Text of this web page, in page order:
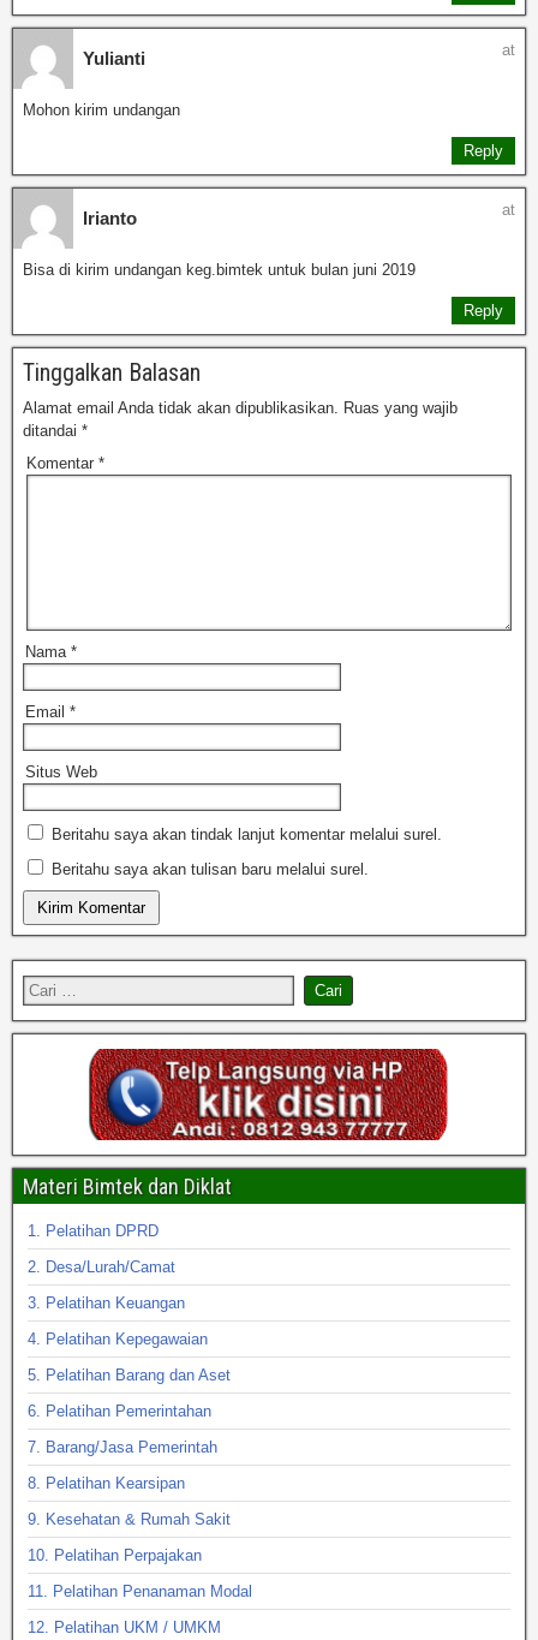
Yulianti at
Mohon kirim undangan
Reply
Irianto at
Bisa di kirim undangan keg.bimtek untuk bulan juni 2019
Reply
Tinggalkan Balasan
Alamat email Anda tidak akan dipublikasikan. Ruas yang wajib
ditandai *
Komentar *
Nama *
Email *
Situs Web
Beritahu saya akan tindak lanjut komentar melalui surel.
Beritahu saya akan tulisan baru melalui surel.
Materi Bimtek dan Diklat
1. Pelatihan DPRD
2. Desa/Lurah/Camat
3. Pelatihan Keuangan
4. Pelatihan Kepegawaian
5. Pelatihan Barang dan Aset
6. Pelatihan Pemerintahan
7. Barang/Jasa Pemerintah
8. Pelatihan Kearsipan
9. Kesehatan & Rumah Sakit
10. Pelatihan Perpajakan
11. Pelatihan Penanaman Modal
12. Pelatihan UKM / UMKM